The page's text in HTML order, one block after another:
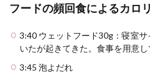
フードの頻回食によるカロ
3:40 ウェットフード30g：寝室
いたが起きてきた。食事を用意し
3:45 泡よだれ